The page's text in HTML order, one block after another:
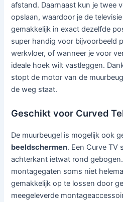
afstand. Daarnaast kun je twee
opslaan, waardoor je de
gemakkelijk in exact dezelfde
super handig voor bijvoorbeeld
werkvloer, of wanneer je voor
ideale hoek wilt vastleggen.
stopt de motor van de
de weg staat.
Geschikt voor Curved
De muurbeugel is mogelijk ook
beeldschermen. Een Curve TV
achterkant ietwat rond
montagegaten soms niet
gemakkelijk op te lossen door
meegeleverde